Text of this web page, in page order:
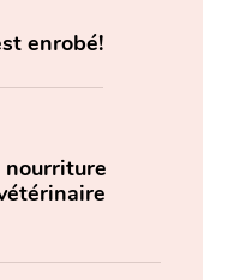
enrobé!
nourriture